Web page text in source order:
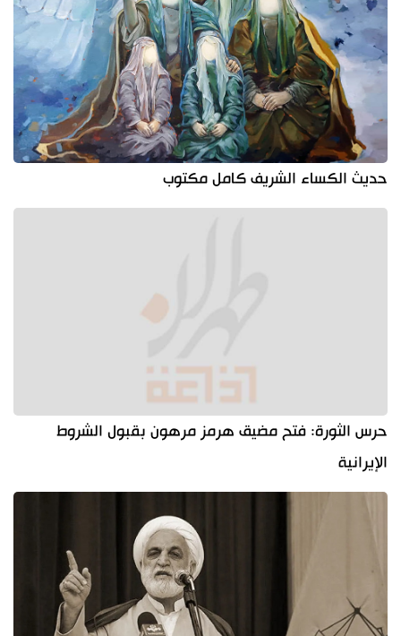
حديث الكساء الشريف كامل مكتوب
حرس الثورة: فتح مضيق هرمز مرهون بقبول الشروط
الإيرانية